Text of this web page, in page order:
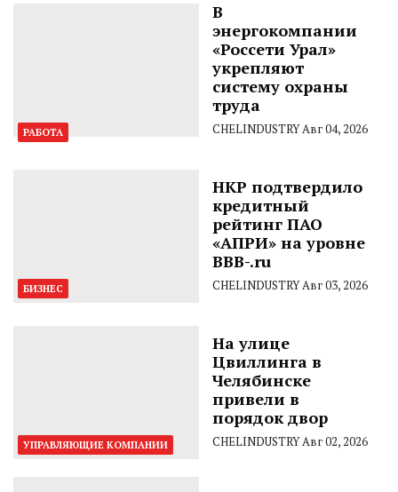
РАБОТА
В
энергокомпании
«Россети Урал»
укрепляют
систему охраны
труда
CHELINDUSTRYАвг 04, 2026
БИЗНЕС
НКР подтвердило
кредитный
рейтинг ПАО
«АПРИ» на уровне
BBB-.ru
CHELINDUSTRYАвг 03, 2026
УПРАВЛЯЮЩИЕ КОМПАНИИ
На улице
Цвиллинга в
Челябинске
привели в
порядок двор
CHELINDUSTRYАвг 02, 2026